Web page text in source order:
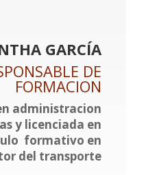
GARCÍA
DE
FORMACION
administracion
y licenciada en
formativo en
del transporte